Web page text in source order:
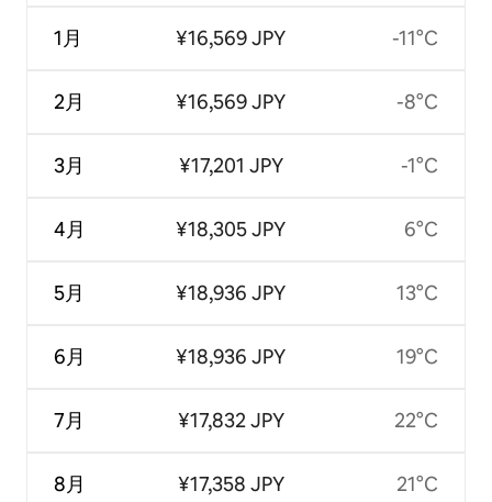
1月
2月
3月
4月
5月
6月
7月
8月
¥16,569 JPY
¥16,569 JPY
¥17,201 JPY
¥18,305 JPY
¥18,936 JPY
¥18,936 JPY
¥17,832 JPY
¥17,358 JPY
-11°C
-8°C
-1°C
6°C
13°C
19°C
22°C
21°C